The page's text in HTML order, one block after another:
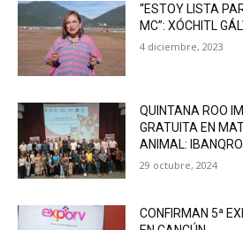
“ESTOY LISTA
MC”: XÓCHITL
4 diciembre, 2023
QUINTANA ROO
GRATUITA EN
ANIMAL:
29 octubre, 2024
CONFIRMAN 5ª